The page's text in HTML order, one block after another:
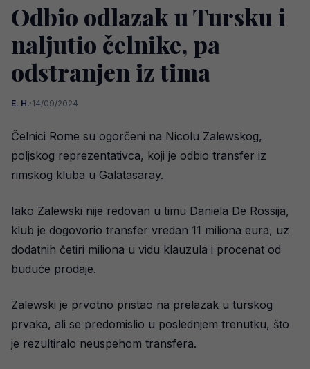
Odbio odlazak u Tursku i
naljutio čelnike, pa
odstranjen iz tima
E. H.·14/09/2024
Čelnici Rome su ogorčeni na Nicolu Zalewskog,
poljskog reprezentativca, koji je odbio transfer iz
rimskog kluba u Galatasaray.
Iako Zalewski nije redovan u timu Daniela De Rossija,
klub je dogovorio transfer vredan 11 miliona eura, uz
dodatnih četiri miliona u vidu klauzula i procenat od
buduće prodaje.
Zalewski je prvotno pristao na prelazak u turskog
prvaka, ali se predomislio u poslednjem trenutku, što
je rezultiralo neuspehom transfera.